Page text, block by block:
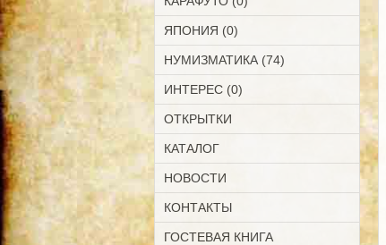
ЯПОНИЯ (0)
НУМИЗМАТИКА (74)
ИНТЕРЕС (0)
ОТКРЫТКИ
КАТАЛОГ
НОВОСТИ
КОНТАКТЫ
ГОСТЕВАЯ КНИГА